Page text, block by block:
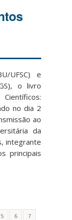
UFSC) e
o livro
no dia 2
ao
da
integrante
principais
5 6
7